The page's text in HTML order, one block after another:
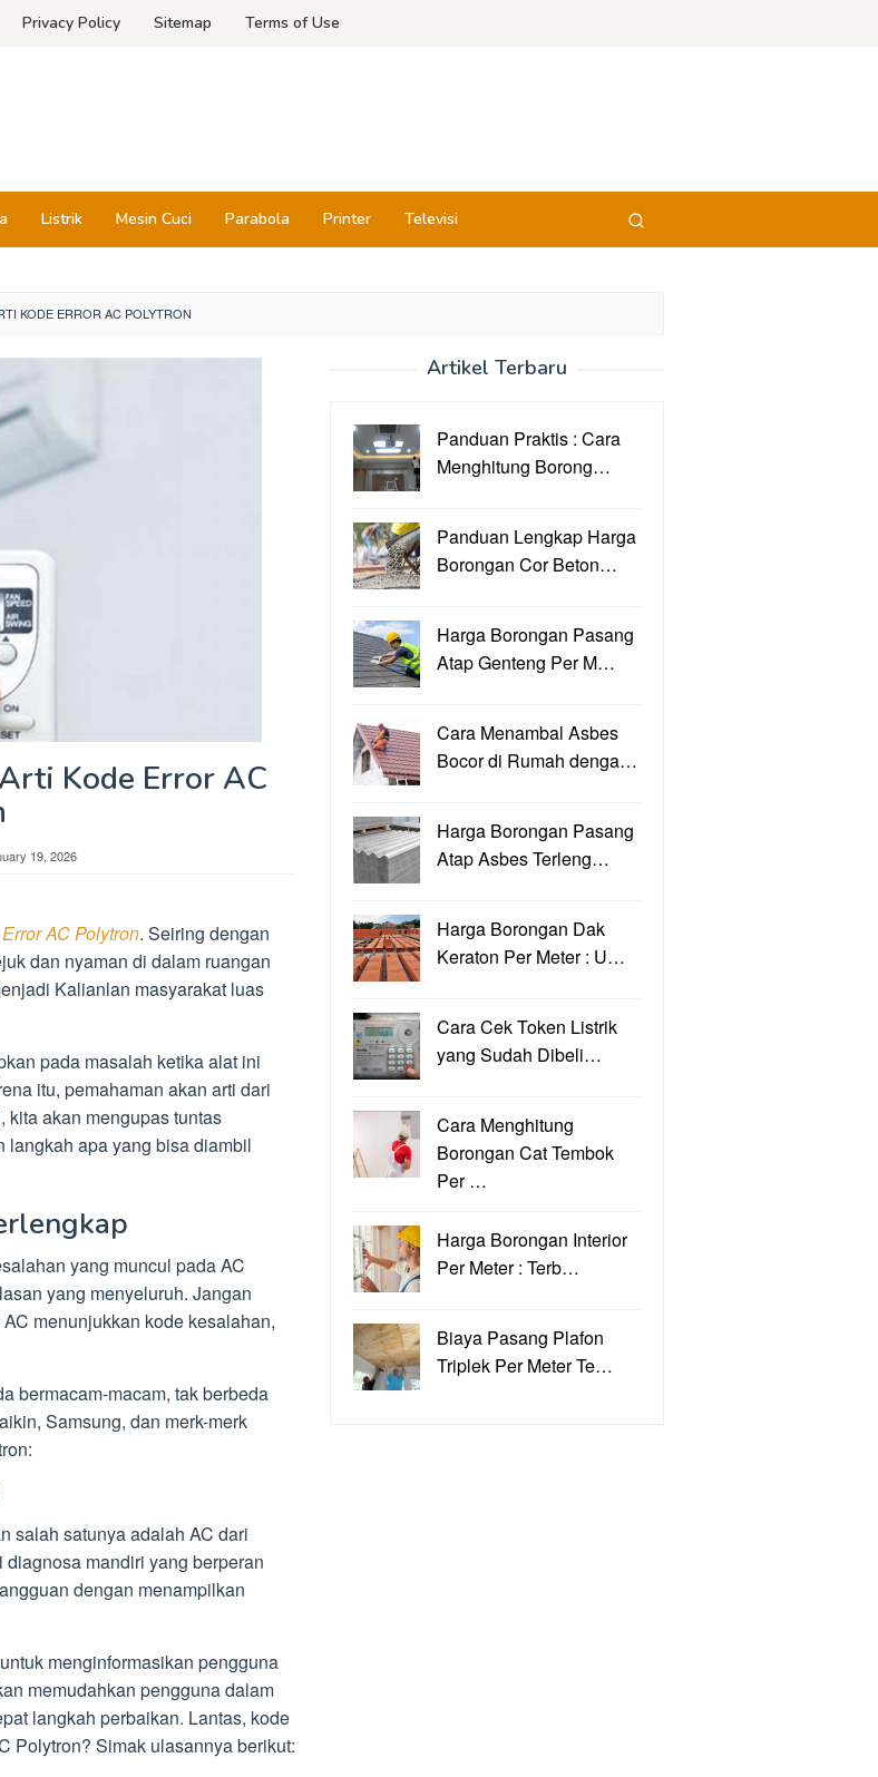
Privacy Policy Sitemap Terms of Use
Listrik Mesin Cuci Parabola Printer Televisi
KODE ERROR AC POLYTRON
Kode Error AC
19, 2026
AC Polytron. Seiring dengan
dan nyaman di dalam ruangan
Kalianlan masyarakat luas
pada masalah ketika alat ini
itu, pemahaman akan arti dari
kita akan mengupas tuntas
langkah apa yang bisa diambil
yang muncul pada AC
yang menyeluruh. Jangan
menunjukkan kode kesalahan,
bermacam-macam, tak berbeda
Samsung, dan merk-merk
salah satunya adalah AC dari
mandiri yang berperan
dengan menampilkan
menginformasikan pengguna
memudahkan pengguna dalam
langkah perbaikan. Lantas, kode
Polytron? Simak ulasannya berikut:
Artikel Terbaru
Panduan Praktis : Cara
Menghitung Borong…
Panduan Lengkap Harga
Borongan Cor Beton…
Harga Borongan Pasang
Atap Genteng Per M…
Cara Menambal Asbes
Bocor di Rumah denga…
Harga Borongan Pasang
Atap Asbes Terleng…
Harga Borongan Dak
Keraton Per Meter : U…
Cara Cek Token Listrik
yang Sudah Dibeli…
Cara Menghitung
Borongan Cat Tembok
Per …
Harga Borongan Interior
Per Meter : Terb…
Biaya Pasang Plafon
Triplek Per Meter Te…